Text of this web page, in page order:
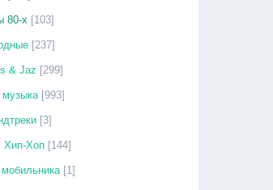
80-х [103]
[237]
& Jaz [299]
музыка [993]
[3]
Хип-Хоп [144]
[1]